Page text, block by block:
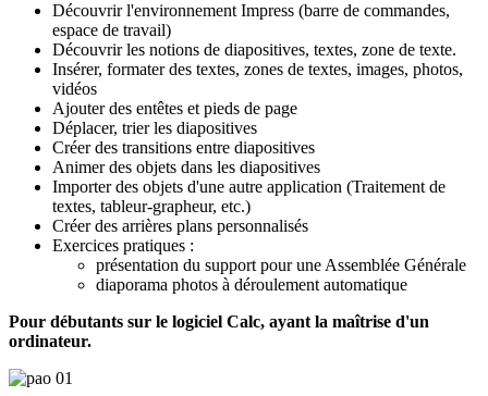
Découvrir l'environnement Impress (barre de commandes,
espace de travail)
Découvrir les notions de diapositives, textes, zone de texte.
Insérer, formater des textes, zones de textes, images, photos,
vidéos
Ajouter des entêtes et pieds de page
Déplacer, trier les diapositives
Créer des transitions entre diapositives
Animer des objets dans les diapositives
Importer des objets d'une autre application (Traitement de
textes, tableur-grapheur, etc.)
Créer des arrières plans personnalisés
Exercices pratiques :
présentation du support pour une Assemblée Générale
diaporama photos à déroulement automatique
Pour débutants sur le logiciel Calc, ayant la maîtrise d'un
ordinateur.